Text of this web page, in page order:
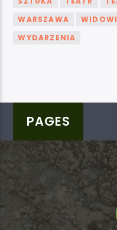
WARSZAWA
WYDARZENIA
PAGES